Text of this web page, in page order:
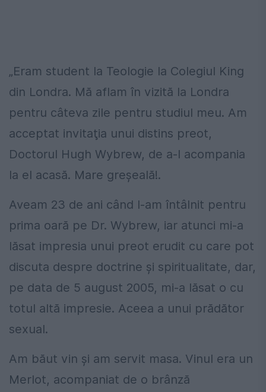
„Eram student la Teologie la Colegiul King
din Londra. Mă aflam în vizită la Londra
pentru câteva zile pentru studiul meu. Am
acceptat invitaţia unui distins preot,
Doctorul Hugh Wybrew, de a-l acompania
la el acasă. Mare greşeală!.
Aveam 23 de ani când l-am întâlnit pentru
prima oară pe Dr. Wybrew, iar atunci mi-a
lăsat impresia unui preot erudit cu care pot
discuta despre doctrine şi spiritualitate, dar,
pe data de 5 august 2005, mi-a lăsat o cu
totul altă impresie. Aceea a unui prădător
sexual.
Am băut vin şi am servit masa. Vinul era un
Merlot, acompaniat de o brânză